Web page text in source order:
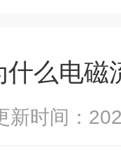
什么电磁
新时间：